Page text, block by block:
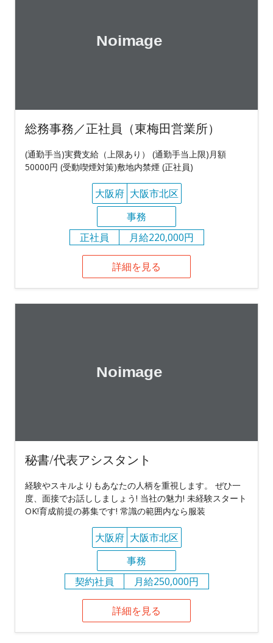
総務事務／正社員（東梅田営業所）
(通勤手当)実費支給（上限あり） (通勤手当上限)月額
50000円 (受動喫煙対策)敷地内禁煙 (正社員)
大阪府 大阪市北区
事務
正社員
月給220,000円
詳細を見る
秘書/代表アシスタント
経験やスキルよりもあなたの人柄を重視します。 ぜひ一
度、面接でお話ししましょう! 当社の魅力! 未経験スタート
OK!育成前提の募集です! 常識の範囲内なら服装
大阪府 大阪市北区
事務
契約社員
月給250,000円
詳細を見る